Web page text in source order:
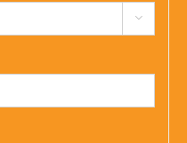
